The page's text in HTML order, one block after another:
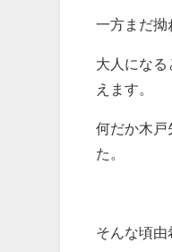
一方まだ拗
大人にな
えます。
何だか木戸
た。
そんな頃由